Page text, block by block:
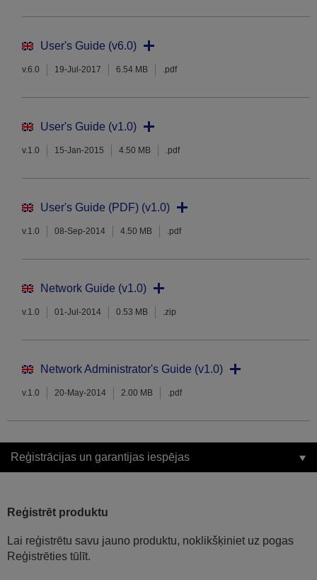
User's Guide (v6.0)
v.6.0 19-Jul-2017 6.54 MB .pdf
User's Guide (v1.0)
v.1.0 15-Jan-2015 4.50 MB .pdf
User's Guide (PDF) (v1.0)
v.1.0 08-Sep-2014 4.50 MB .pdf
Network Guide (v1.0)
v.1.0 01-Jul-2014 0.53 MB .zip
Network Administrator's Guide (v1.0)
v.1.0 20-May-2014 2.00 MB .pdf
Reģistrācijas un garantijas iespējas
Reģistrēt produktu
Lai reģistrētu savu jauno produktu, noklikšķiniet uz pogas
Reģistrēties tūlīt.